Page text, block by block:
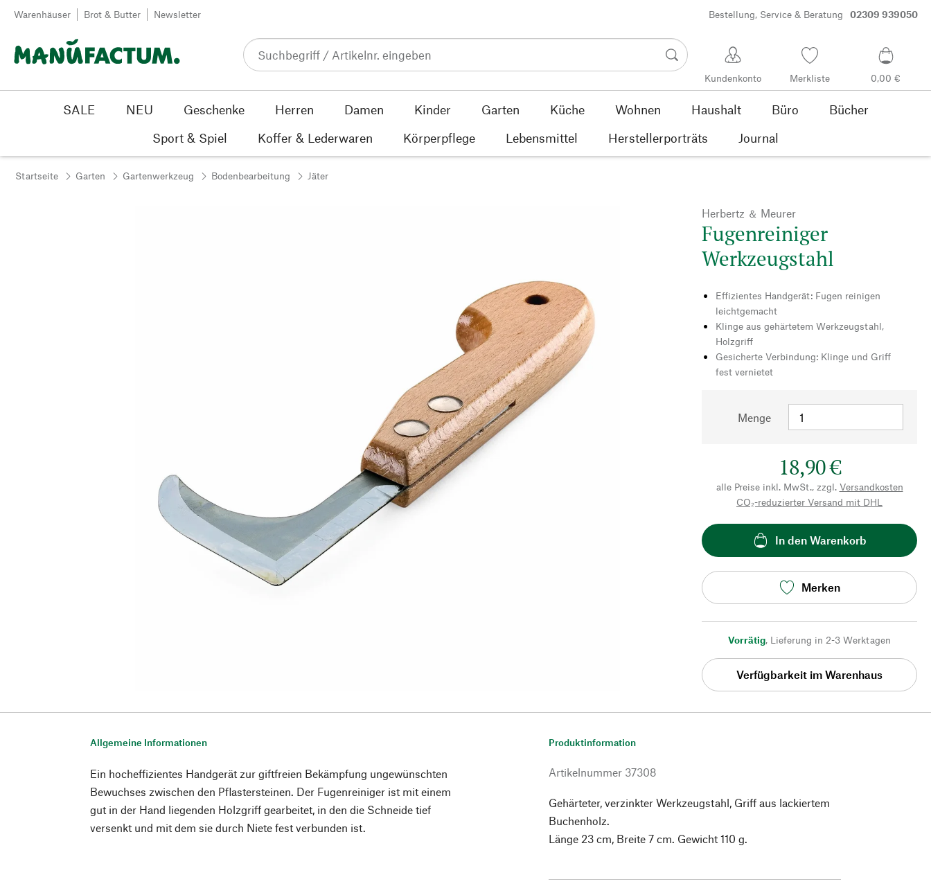
Zum Inhalt springen
Warenhäuser Brot & Butter Newsletter Bestellung, Service & Beratung 02309 939050
Kundenkonto Merkliste 0,00 €
SALE NEU Geschenke Herren Damen Kinder Garten Küche Wohnen Haushalt Büro
Bücher
Sport & Spiel
Koffer & Lederwaren Körperpflege Lebensmittel Herstellerporträts Journal
Startseite Garten Gartenwerkzeug Bodenbearbeitung Jäter
Herbertz ＆ Meurer
Fugenreiniger
Werkzeugstahl
Effizientes Handgerät: Fugen reinigen
leichtgemacht
Klinge aus gehärtetem Werkzeugstahl,
Holzgriff
Gesicherte Verbindung: Klinge und Griff
fest vernietet
Menge
18,90 €
alle Preise inkl. MwSt., zzgl. Versandkosten
CO₂-reduzierter Versand mit DHL
In den Warenkorb
Merken
Vorrätig, Lieferung in 2-3 Werktagen
Verfügbarkeit im Warenhaus
Allgemeine Informationen
Ein hocheffizientes Handgerät zur giftfreien Bekämpfung ungewünschten
Bewuchses zwischen den Pflastersteinen. Der Fugenreiniger ist mit einem
gut in der Hand liegenden Holzgriff gearbeitet, in den die Schneide tief
versenkt und mit dem sie durch Niete fest verbunden ist.
Produktinformation
Artikelnummer 37308
Gehärteter, verzinkter Werkzeugstahl, Griff aus lackiertem
Buchenholz.
Länge 23 cm, Breite 7 cm. Gewicht 110 g.